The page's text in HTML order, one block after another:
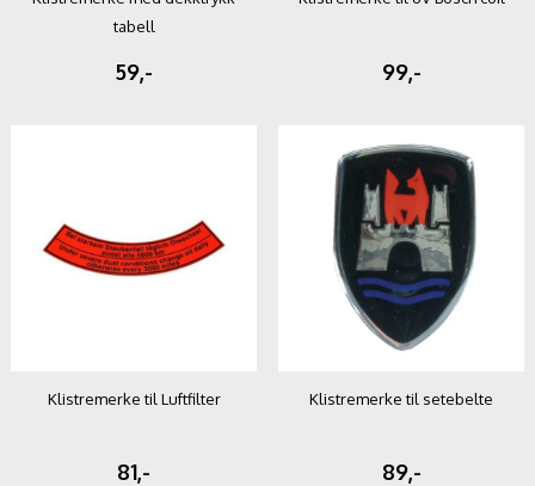
tabell
59,- 99,-
Klistremerke til Luftfilter
81,-
Klistremerke til setebelte
89,-